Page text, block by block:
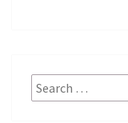
Search
for: